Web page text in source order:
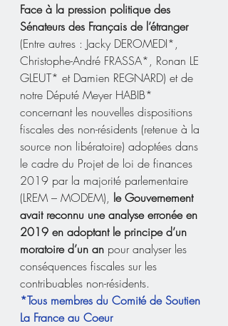
Face à la pression politique des
Sénateurs des Français de l’étranger
(Entre autres : Jacky DEROMEDI*,
Christophe-André FRASSA*, Ronan LE
GLEUT* et Damien REGNARD) et de
notre Député Meyer HABIB*
concernant les nouvelles dispositions
fiscales des non-résidents (retenue à la
source non libératoire) adoptées dans
le cadre du Projet de loi de finances
2019 par la majorité parlementaire
(LREM – MODEM), le Gouvernement
avait reconnu une analyse erronée en
2019 en adoptant le principe d’un
moratoire d’un an pour analyser les
conséquences fiscales sur les
contribuables non-résidents.
*Tous membres du Comité de Soutien
La France au Coeur